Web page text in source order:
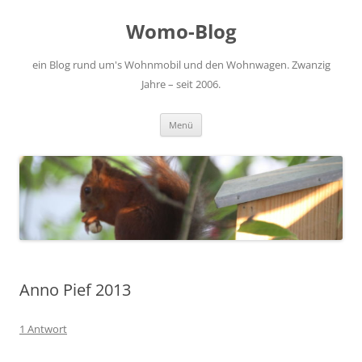
Womo-Blog
ein Blog rund um's Wohnmobil und den Wohnwagen. Zwanzig
Jahre – seit 2006.
Menü
Anno Pief 2013
1 Antwort